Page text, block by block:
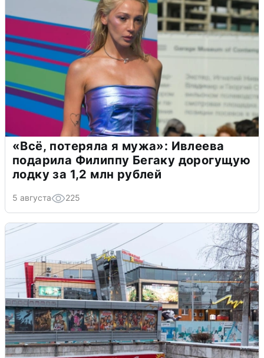
«Всё, потеряла я мужа»: Ивлеева
подарила Филиппу Бегаку дорогущую
лодку за 1,2 млн рублей
5 августа 225